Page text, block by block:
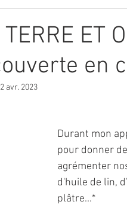
ET
en
2 avr. 2023
Durant mon
pour donner
agrémenter
d'huile de lin,
plâtre...*